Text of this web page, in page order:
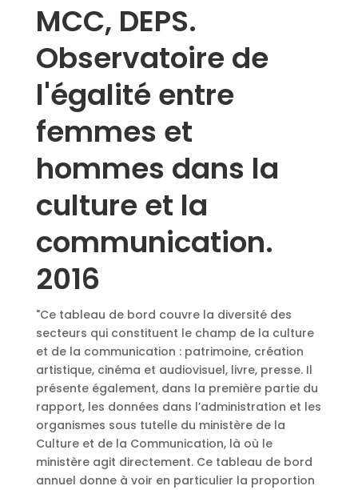
MCC, DEPS.
Observatoire de
l'égalité entre
femmes et
hommes dans la
culture et la
communication.
2016
"Ce tableau de bord couvre la diversité des
secteurs qui constituent le champ de la culture
et de la communication : patrimoine, création
artistique, cinéma et audiovisuel, livre, presse. Il
présente également, dans la première partie du
rapport, les données dans l’administration et les
organismes sous tutelle du ministère de la
Culture et de la Communication, là où le
ministère agit directement. Ce tableau de bord
annuel donne à voir en particulier la proportion